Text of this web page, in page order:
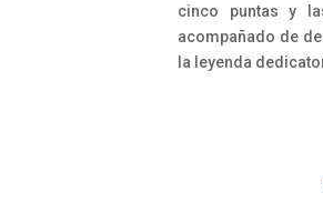
cinco puntas y
acompañado de
la leyenda